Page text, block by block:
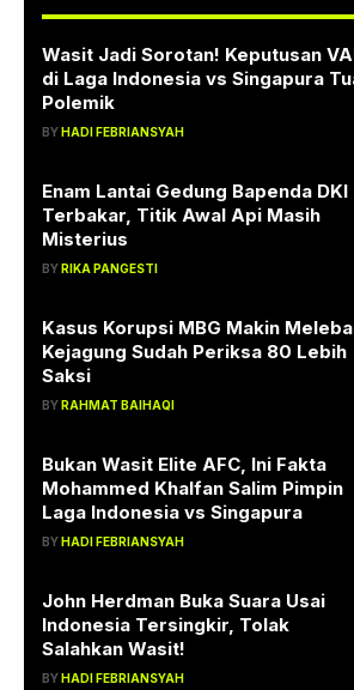
Wasit Jadi Sorotan! Keputusan
di Laga Indonesia vs Singapura
Polemik
BYHADI FEBRIANSYAH
Enam Lantai Gedung Bapenda DKI
Terbakar, Titik Awal Api Masih
Misterius
BYRIKA PANGESTI
Kasus Korupsi MBG Makin
Kejagung Sudah Periksa 80 Lebih
Saksi
BYRAHMAT BAIHAQI
Bukan Wasit Elite AFC, Ini Fakta
Mohammed Khalfan Salim Pimpin
Laga Indonesia vs Singapura
BYHADI FEBRIANSYAH
John Herdman Buka Suara Usai
Indonesia Tersingkir, Tolak
Salahkan Wasit!
BYHADI FEBRIANSYAH